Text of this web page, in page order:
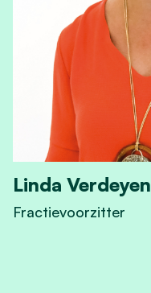
Linda Verdeyen
Fractievoorzitter